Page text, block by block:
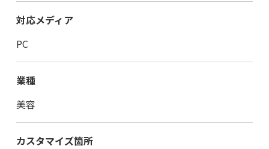
対応メディア
PC
業種
美容
カスタマイズ箇所